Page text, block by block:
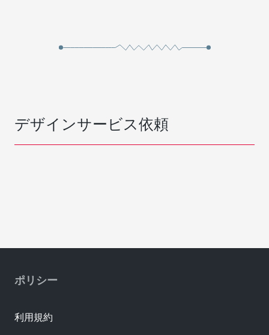
デザインサービス依頼
ポリシー
利用規約